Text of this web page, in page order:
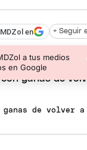
en
a tus medios
en Google
+ Seguir
ganas de